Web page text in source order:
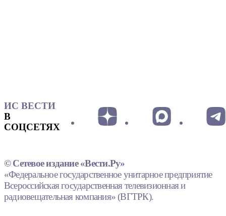
ИС ВЕСТИ
В
СОЦСЕТЯХ
© Сетевое издание «Вести.Ру»
«Федеральное государственное унитарное предприятие
Всероссийская государственная телевизионная и
радиовещательная компания» (ВГТРК).